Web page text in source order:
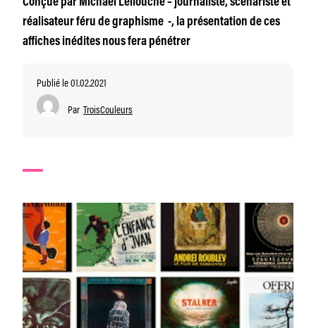
Conçue par Michaël Lellouche – journaliste, scénariste et
réalisateur féru de graphisme -, la présentation de ces
affiches inédites nous fera pénétrer
Publié le 01.02.2021
Par TroisCouleurs